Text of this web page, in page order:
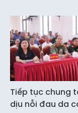
Tiếp tục chung
dịu nỗi đau da